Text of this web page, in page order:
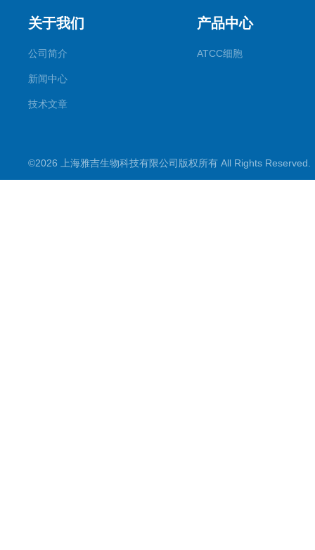
关于我们
公司简介
新闻中心
技术文章
产品中心
ATCC细胞
©2026 上海雅吉生物科技有限公司版权所有 All Rights